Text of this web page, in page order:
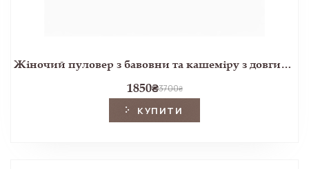
Жіночий пуловер з бавовни та кашеміру з довгим рукавом пшеничного кольору
1850₴3700₴
КУПИТИ